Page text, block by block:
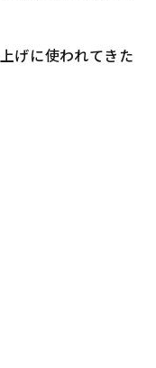
げに使われてきた